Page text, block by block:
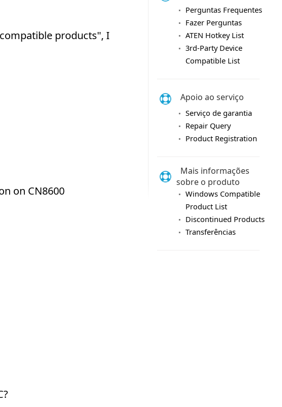
Perguntas Frequentes
Fazer Perguntas
ATEN Hotkey List
3rd-Party Device
Compatible List
Apoio ao serviço
Serviço de garantia
Repair Query
Product Registration
Mais informações
sobre o produto
Windows Compatible
Product List
Discontinued Products
Transferências